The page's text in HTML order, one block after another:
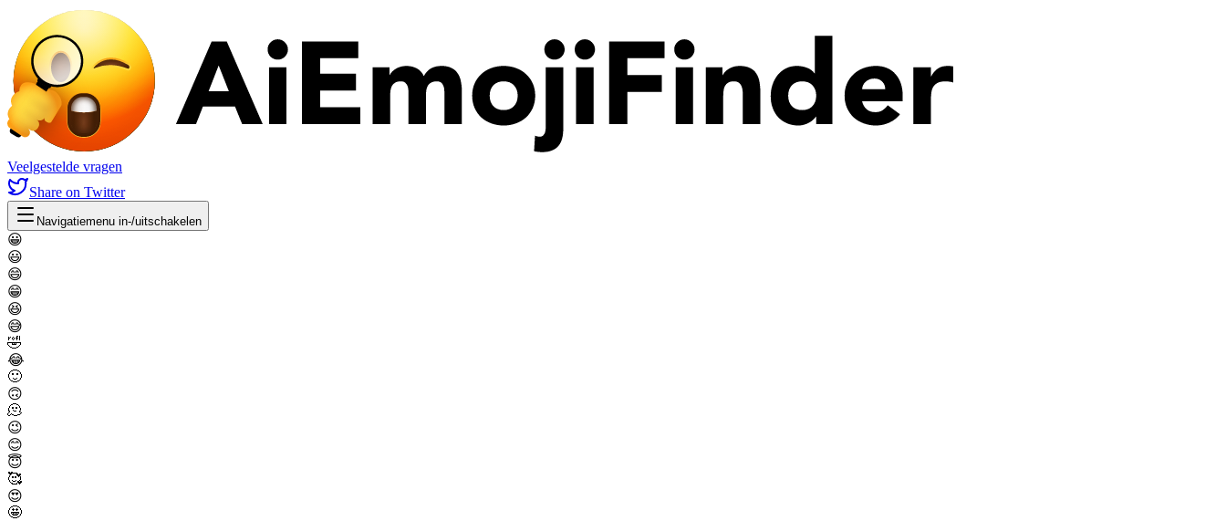
Veelgestelde vragen
Share on Twitter
Navigatiemenu in-/uitschakelen
😀
😃
😄
😁
😆
😅
🤣
😂
🙂
🙃
🫠
😉
😊
😇
🥰
😍
🤩